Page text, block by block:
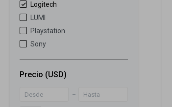
Logitech
LUMI
Playstation
Sony
Precio (USD)